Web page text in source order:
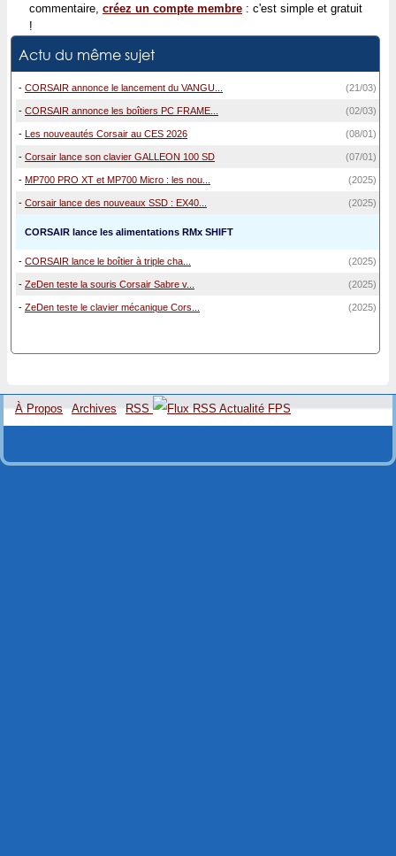
commentaire, créez un compte membre : c'est simple et gratuit
!
Actu du même sujet
- CORSAIR annonce le lancement du VANGU... (21/03)
- CORSAIR annonce les boîtiers PC FRAME... (02/03)
- Les nouveautés Corsair au CES 2026 (08/01)
- Corsair lance son clavier GALLEON 100 SD (07/01)
- MP700 PRO XT et MP700 Micro : les nou... (2025)
- Corsair lance des nouveaux SSD : EX40... (2025)
CORSAIR lance les alimentations RMx SHIFT
- CORSAIR lance le boîtier à triple cha... (2025)
- ZeDen teste la souris Corsair Sabre v... (2025)
- ZeDen teste le clavier mécanique Cors... (2025)
À Propos Archives RSS